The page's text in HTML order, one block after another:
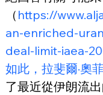
（ https://
an-enriched-
deal-limit-iaea-
如此，拉斐爾·奧
了最近從伊朗流